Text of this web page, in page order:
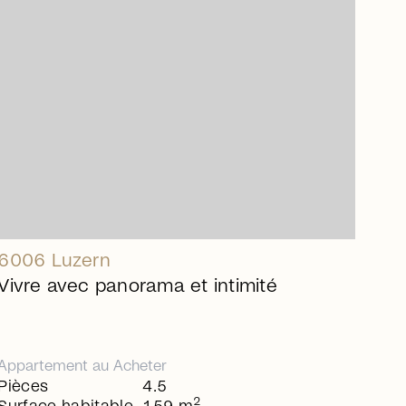
Luzern
avec panorama et intimité
auAcheter
Pièces
4.5
2